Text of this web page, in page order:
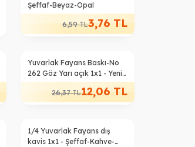
Şeffaf-Beyaz-Opal
6,59TL3,76TL
%54
Yuvarlak Fayans Baskı-No
262 Göz Yarı açık 1x1 - Yeni-
Gri
26,37TL12,06TL
1/4 Yuvarlak Fayans dış
kavis 1x1 - Şeffaf-Kahve-